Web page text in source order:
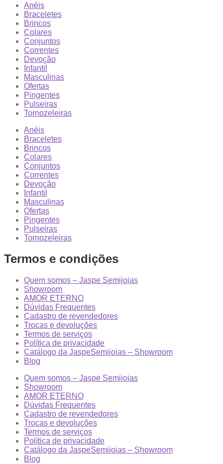
Anéis
Braceletes
Brincos
Colares
Conjuntos
Correntes
Devoção
Infantil
Masculinas
Ofertas
Pingentes
Pulseiras
Tornozeleiras
Anéis
Braceletes
Brincos
Colares
Conjuntos
Correntes
Devoção
Infantil
Masculinas
Ofertas
Pingentes
Pulseiras
Tornozeleiras
Termos e condições
Quem somos – Jaspe Semijoias
Showroom
AMOR ETERNO
Dúvidas Frequentes
Cadastro de revendedores
Trocas e devoluções
Termos de serviços
Política de privacidade
Catálogo da JaspeSemijoias – Showroom
Blog
Quem somos – Jaspe Semijoias
Showroom
AMOR ETERNO
Dúvidas Frequentes
Cadastro de revendedores
Trocas e devoluções
Termos de serviços
Política de privacidade
Catálogo da JaspeSemijoias – Showroom
Blog